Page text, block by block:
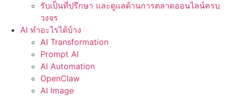
รับเป็นที่ปรึกษา และดูแลด้านการตลาดออนไลน์ครบ
วงจร
AI ทำอะไรได้บ้าง
AI Transformation
Prompt AI
AI Automation
OpenClaw
AI Image